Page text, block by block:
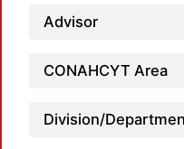
Advisor
CONAHCYT Area
Division/